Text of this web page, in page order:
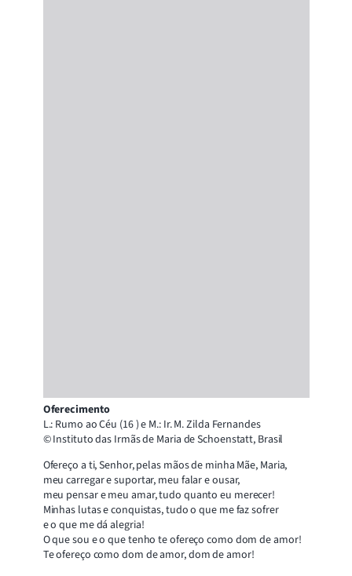
Oferecimento
L.: Rumo ao Céu (16 ) e M.: Ir. M. Zilda Fernandes
© Instituto das Irmãs de Maria de Schoenstatt, Brasil
Ofereço a ti, Senhor, pelas mãos de minha Mãe, Maria,
meu carregar e suportar, meu falar e ousar,
meu pensar e meu amar, tudo quanto eu merecer!
Minhas lutas e conquistas, tudo o que me faz sofrer
e o que me dá alegria!
O que sou e o que tenho te ofereço como dom de amor!
Te ofereço como dom de amor, dom de amor!